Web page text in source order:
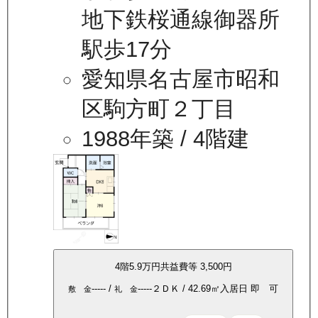
地下鉄桜通線御器所
駅歩17分
愛知県名古屋市昭和
区駒方町２丁目
1988年築 / 4階建
4階5.9万円共益費等 3,500円
敷 金----- / 礼 金----- ２ＤＫ / 42.69㎡ 入居日 即 可